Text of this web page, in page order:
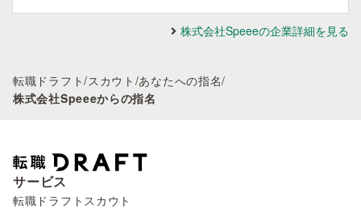
株式会社Speeeの企業詳細を見る
転職ドラフト/スカウト /あなたへの指名/
株式会社Speeeからの指名
サービス
転職ドラフトスカウト